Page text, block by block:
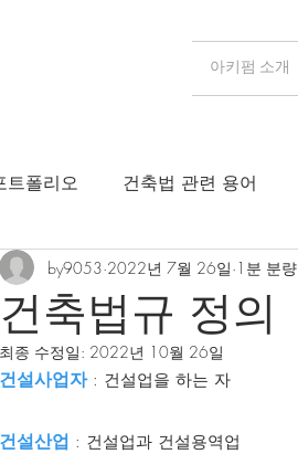
아키펌 소개
트폴리오 건축법 관련 용어
건축법규 정의
by9053 2022년 7월 26일 1분 분량
최종 수정일: 2022년 10월 26일
건설사업자 : 건설업을 하는 자
건설산업 : 건설업과 건설용역업